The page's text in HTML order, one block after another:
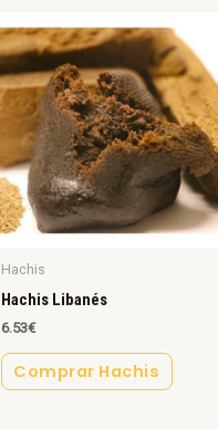
Hachis
Hachis Libanés
6.53€
Comprar Hachis